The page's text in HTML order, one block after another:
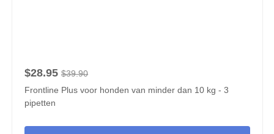
$28.95 $39.90
Frontline Plus voor honden van minder dan 10 kg - 3
pipetten